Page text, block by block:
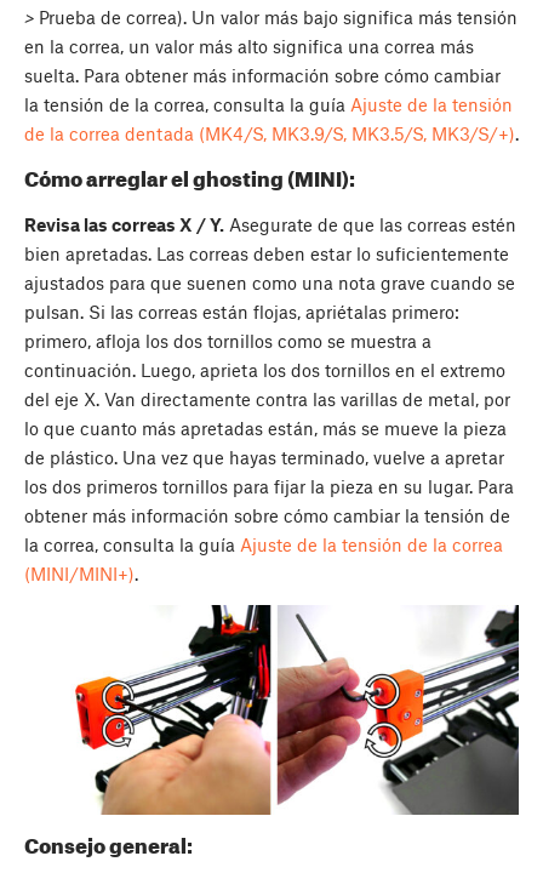
> Prueba de correa). Un valor más bajo significa más tensión
en la correa, un valor más alto significa una correa más
suelta. Para obtener más información sobre cómo cambiar
la tensión de la correa, consulta la guía Ajuste de la tensión
de la correa dentada (MK4/S, MK3.9/S, MK3.5/S, MK3/S/+).
Cómo arreglar el ghosting (MINI):
Revisa las correas X / Y. Asegurate de que las correas estén
bien apretadas. Las correas deben estar lo suficientemente
ajustados para que suenen como una nota grave cuando se
pulsan. Si las correas están flojas, apriétalas primero:
primero, afloja los dos tornillos como se muestra a
continuación. Luego, aprieta los dos tornillos en el extremo
del eje X. Van directamente contra las varillas de metal, por
lo que cuanto más apretadas están, más se mueve la pieza
de plástico. Una vez que hayas terminado, vuelve a apretar
los dos primeros tornillos para fijar la pieza en su lugar. Para
obtener más información sobre cómo cambiar la tensión de
la correa, consulta la guía Ajuste de la tensión de la correa
(MINI/MINI+).
Consejo general: